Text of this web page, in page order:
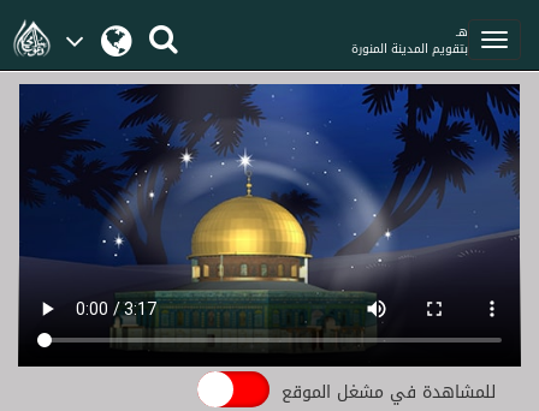
هـ
بتقويم المدينة المنورة
للمشاهدة في مشغل الموقع